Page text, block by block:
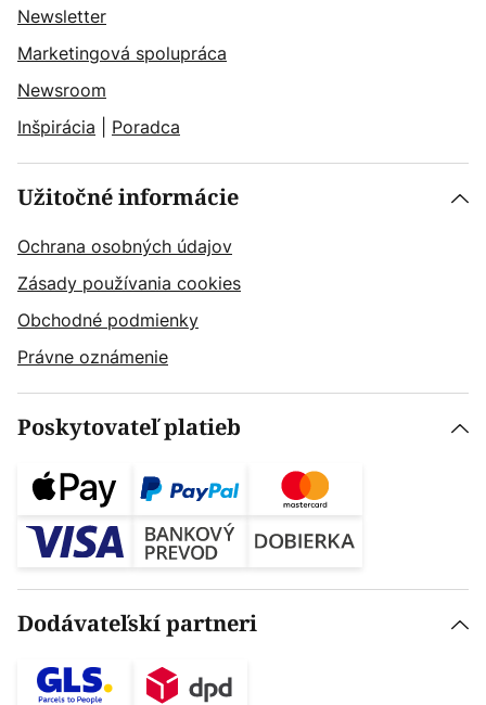
Newsletter
Marketingová spolupráca
Newsroom
Inšpirácia
Poradca
Užitočné informácie
Ochrana osobných údajov
Zásady používania cookies
Obchodné podmienky
Právne oznámenie
Poskytovateľ platieb
Dodávateľskí partneri